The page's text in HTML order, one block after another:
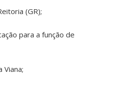
(GR);
para a função de
Viana;